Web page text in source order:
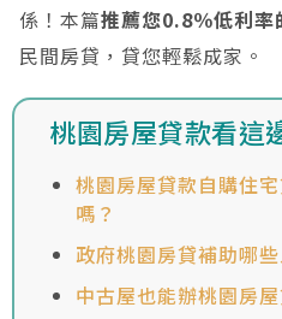
係！本篇推薦您0.8％低利率
民間房貸，貸您輕鬆成家。
桃園房屋貸款看這
桃園房屋貸款自購住
嗎？
政府桃園房貸補助哪
中古屋也能辦桃園房